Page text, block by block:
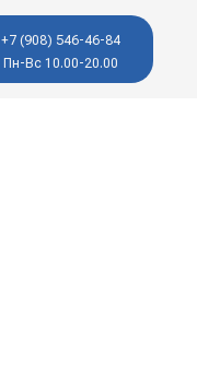
+7 (908) 546-46-84
Пн-Вс 10.00-20.00